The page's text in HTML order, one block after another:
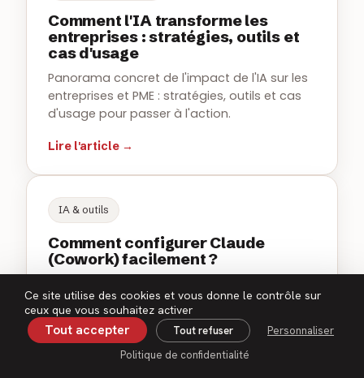
Comment l'IA transforme les
entreprises : stratégies, outils et
cas d'usage
Panorama concret de l'impact de l'IA sur les
entreprises et PME : stratégies, outils et cas
d'usage pour passer à l'action.
Lire l'article →
IA & outils
Comment configurer Claude
(Cowork) facilement ?
Claude et automatiser vos tâches du
quotidien, sans coder.
Lire l'article →
Ce site utilise des cookies et vous donne le contrôle sur
ceux que vous souhaitez activer
Tout accepter Tout refuser
Personnaliser
Politique de confidentialité